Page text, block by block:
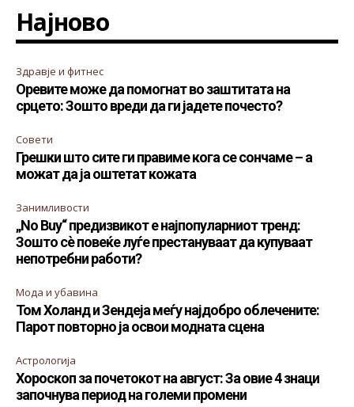
Најново
Здравје и фитнес
Оревите може да помогнат во заштитата на
срцето: Зошто вреди да ги јадете почесто?
Совети
Грешки што сите ги правиме кога се сончаме – а
можат да ја оштетат кожата
Занимливости
„No Buy“ предизвикот е најпопуларниот тренд:
Зошто сè повеќе луѓе престануваат да купуваат
непотребни работи?
Мода и убавина
Том Холанд и Зендеја меѓу најдобро облечените:
Парот повторно ја освои модната сцена
Астрологија
Хороскоп за почетокот на август: За овие 4 знаци
започнува период на големи промени